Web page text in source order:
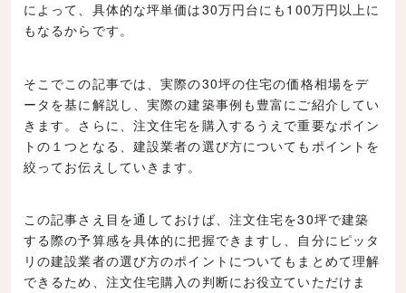
によって、具体的な坪単価は30万円台にも100万円以上に
もなるからです。
そこでこの記事では、実際の30坪の住宅の価格相場をデ
ータを基に解説し、実際の建築事例も豊富にご紹介してい
きます。さらに、注文住宅を購入するうえで重要なポイン
トの１つとなる、建設業者の選び方についてもポイントを
絞ってお伝えしていきます。
この記事さえ目を通しておけば、注文住宅を30坪で建築
する際の予算感を具体的に把握できますし、自分にピッタ
リの建設業者の選び方のポイントについてもまとめて理解
できるため、注文住宅購入の判断にお役立ていただけま